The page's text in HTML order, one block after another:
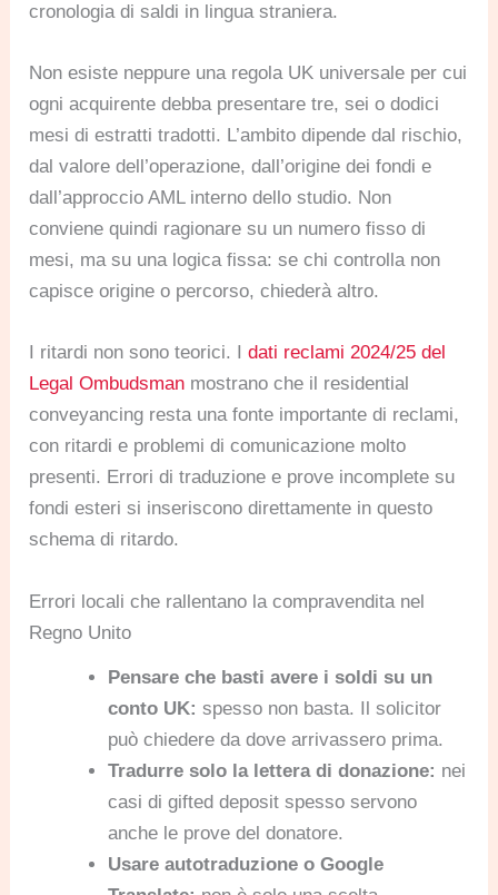
cronologia di saldi in lingua straniera.
Non esiste neppure una regola UK universale per cui
ogni acquirente debba presentare tre, sei o dodici
mesi di estratti tradotti. L’ambito dipende dal rischio,
dal valore dell’operazione, dall’origine dei fondi e
dall’approccio AML interno dello studio. Non
conviene quindi ragionare su un numero fisso di
mesi, ma su una logica fissa: se chi controlla non
capisce origine o percorso, chiederà altro.
I ritardi non sono teorici. Idati reclami 2024/25 del
Legal Ombudsman mostrano che il residential
conveyancing resta una fonte importante di reclami,
con ritardi e problemi di comunicazione molto
presenti. Errori di traduzione e prove incomplete su
fondi esteri si inseriscono direttamente in questo
schema di ritardo.
Errori locali che rallentano la compravendita nel
Regno Unito
Pensare che basti avere i soldi su un
conto UK: spesso non basta. Il solicitor
può chiedere da dove arrivassero prima.
Tradurre solo la lettera di donazione: nei
casi di gifted deposit spesso servono
anche le prove del donatore.
Usare autotraduzione o Google